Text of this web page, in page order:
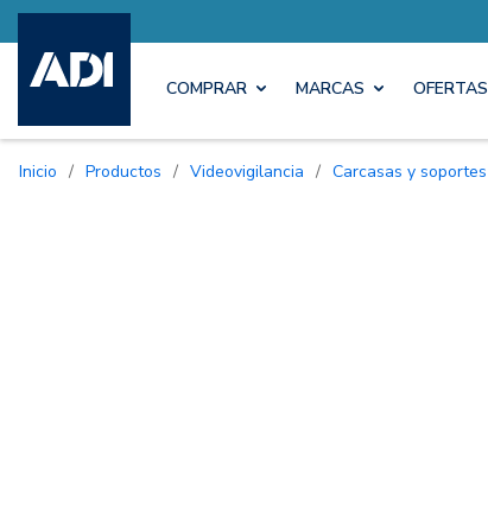
COMPRAR MARCAS OFERTAS
Inicio / Productos / Videovigilancia / Carcasas y soportes